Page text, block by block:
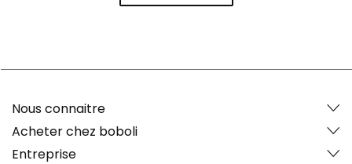
Nous connaitre
Acheter chez boboli
Entreprise